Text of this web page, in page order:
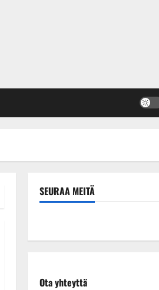
SEURAA MEITÄ
Ota yhteyttä